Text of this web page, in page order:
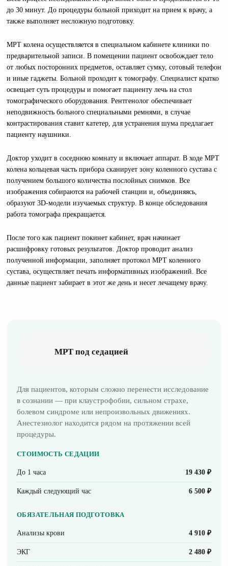
до 30 минут. До процедуры больной приходит на прием к врачу, а
также выполняет несложную подготовку.
МРТ колена осуществляется в специальном кабинете клиники по
предварительной записи. В помещении пациент освобождает тело
от любых посторонних предметов, оставляет сумку, сотовый телефон
и иные гаджеты. Больной проходит к томографу. Специалист кратко
освещает суть процедуры и помогает пациенту лечь на стол
томографического оборудования. Рентгенолог обеспечивает
неподвижность больного специальными ремнями, в случае
контрастирования ставит катетер, для устранения шума предлагает
пациенту наушники.
Доктор уходит в соседнюю комнату и включает аппарат. В ходе МРТ
колена кольцевая часть прибора сканирует зону коленного сустава с
получением большого количества послойных снимков. Все
изображения собираются на рабочей станции и, объединяясь,
образуют 3D-модели изучаемых структур. В конце обследования
работа томографа прекращается.
После того как пациент покинет кабинет, врач начинает
расшифровку готовых результатов. Доктор проводит анализ
полученной информации, заполняет протокол МРТ коленного
сустава, осуществляет печать информативных изображений. Все
данные пациент забирает в этот же день и несет лечащему врачу.
МРТ под седацией
Для пациентов, которым сложно перенести исследование
в сознании — при клаустрофобии, сильном страхе,
болевом синдроме или непроизвольных движениях.
Анестезиолог находится рядом на протяжении всей
процедуры.
СТОИМОСТЬ СЕДАЦИИ
До 1 часа 19 430 ₽
Каждый следующий час 6 500 ₽
ОБЯЗАТЕЛЬНАЯ ПОДГОТОВКА
Анализы крови 4 910 ₽
ЭКГ 2 480 ₽